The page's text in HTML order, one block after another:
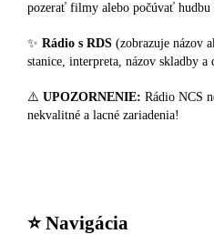
pozerať filmy alebo počúvať hudbu
✨ Rádio s RDS (zobrazuje názov
stanice, interpreta, názov skladby
⚠️ UPOZORNENIE: Rádio NCS
nekvalitné a lacné zariadenia!
⭐️ Navigácia